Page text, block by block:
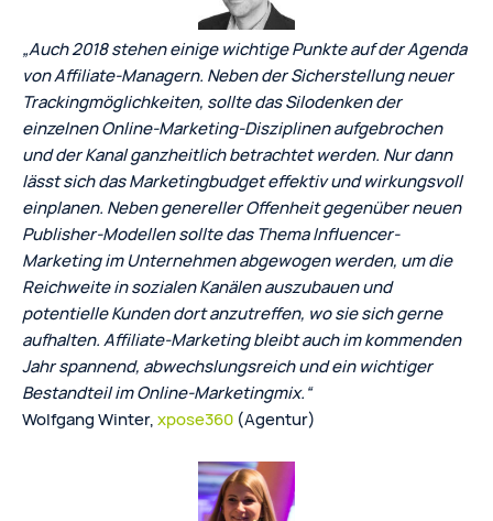
„Auch 2018 stehen einige wichtige Punkte auf der Agenda
von Affiliate-Managern. Neben der Sicherstellung neuer
Trackingmöglichkeiten, sollte das Silodenken der
einzelnen Online-Marketing-Disziplinen aufgebrochen
und der Kanal ganzheitlich betrachtet werden. Nur dann
lässt sich das Marketingbudget effektiv und wirkungsvoll
einplanen. Neben genereller Offenheit gegenüber neuen
Publisher-Modellen sollte das Thema Influencer-
Marketing im Unternehmen abgewogen werden, um die
Reichweite in sozialen Kanälen auszubauen und
potentielle Kunden dort anzutreffen, wo sie sich gerne
aufhalten. Affiliate-Marketing bleibt auch im kommenden
Jahr spannend, abwechslungsreich und ein wichtiger
Bestandteil im Online-Marketingmix.“
Wolfgang Winter,xpose360 (Agentur)